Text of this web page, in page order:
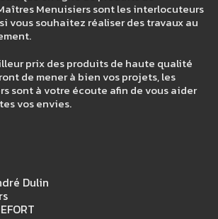
Menuisiers sont les interlocuteurs
vous souhaitez réaliser des travaux au
prix des produits de haute qualité
de mener à bien vos projets, les
sont à votre écoute afin de vous aider
vos envies.
Dulin